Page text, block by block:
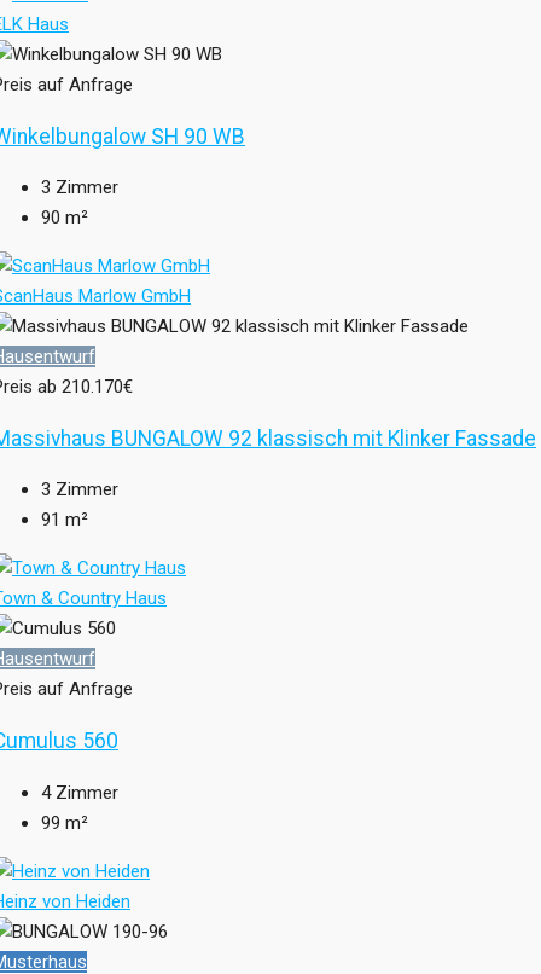
Haus
auf Anfrage
SH 90 WB
3 Zimmer
90 m²
Marlow GmbH
ab 210.170€
BUNGALOW 92 klassisch mit Klinker Fassade
3 Zimmer
91 m²
& Country Haus
auf Anfrage
560
4 Zimmer
99 m²
von Heiden